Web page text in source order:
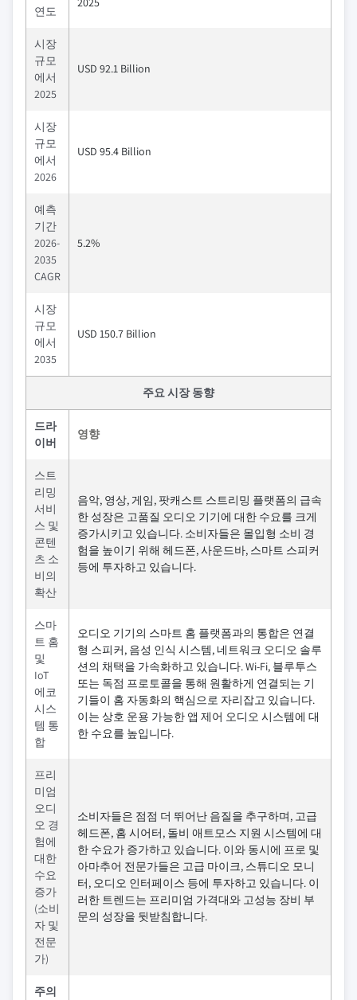
연도
시장
규모
에서
2025
USD 92.1 Billion
시장
규모
에서
2026
USD 95.4 Billion
예측
기간
2026-
2035
CAGR
5.2%
시장
규모
에서
2035
USD 150.7 Billion
주요 시장 동향
드라
이버
영향
스트
리밍
서비
스 및
콘텐
츠 소
비의
확산
음악, 영상, 게임, 팟캐스트 스트리밍 플랫폼의 급속
한 성장은 고품질 오디오 기기에 대한 수요를 크게
증가시키고 있습니다. 소비자들은 몰입형 소비 경
험을 높이기 위해 헤드폰, 사운드바, 스마트 스피커
등에 투자하고 있습니다.
스마
트 홈
및
IoT
에코
시스
템 통
합
오디오 기기의 스마트 홈 플랫폼과의 통합은 연결
형 스피커, 음성 인식 시스템, 네트워크 오디오 솔루
션의 채택을 가속화하고 있습니다. Wi-Fi, 블루투스
또는 독점 프로토콜을 통해 원활하게 연결되는 기
기들이 홈 자동화의 핵심으로 자리잡고 있습니다.
이는 상호 운용 가능한 앱 제어 오디오 시스템에 대
한 수요를 높입니다.
프리
미엄
오디
오 경
험에
대한
수요
증가
(소비
자 및
전문
가)
소비자들은 점점 더 뛰어난 음질을 추구하며, 고급
헤드폰, 홈 시어터, 돌비 애트모스 지원 시스템에 대
한 수요가 증가하고 있습니다. 이와 동시에 프로 및
아마추어 전문가들은 고급 마이크, 스튜디오 모니
터, 오디오 인터페이스 등에 투자하고 있습니다. 이
러한 트렌드는 프리미엄 가격대와 고성능 장비 부
문의 성장을 뒷받침합니다.
주의